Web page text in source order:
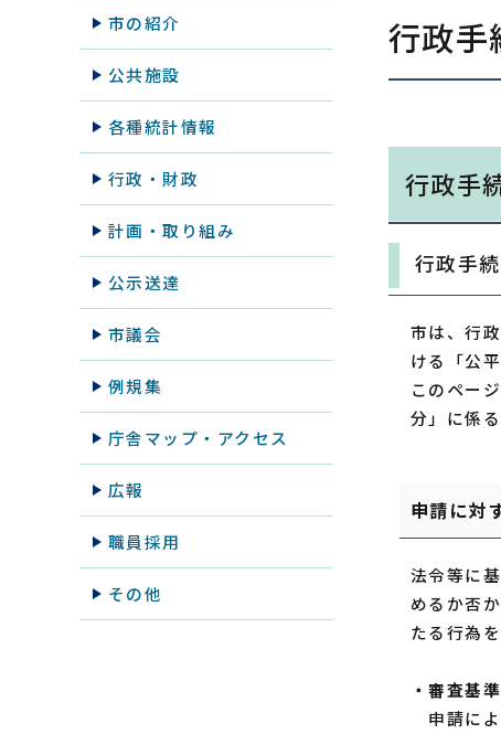
行政手
行政手
行政手
市は、行
ける「公
このペー
分」に係
申請に対
法令等に
めるか否
たる行為
・審査基
申請によ
市の紹介
公共施設
各種統計情報
行政・財政
計画・取り組み
公示送達
市議会
例規集
庁舎マップ・アクセス
広報
職員採用
その他